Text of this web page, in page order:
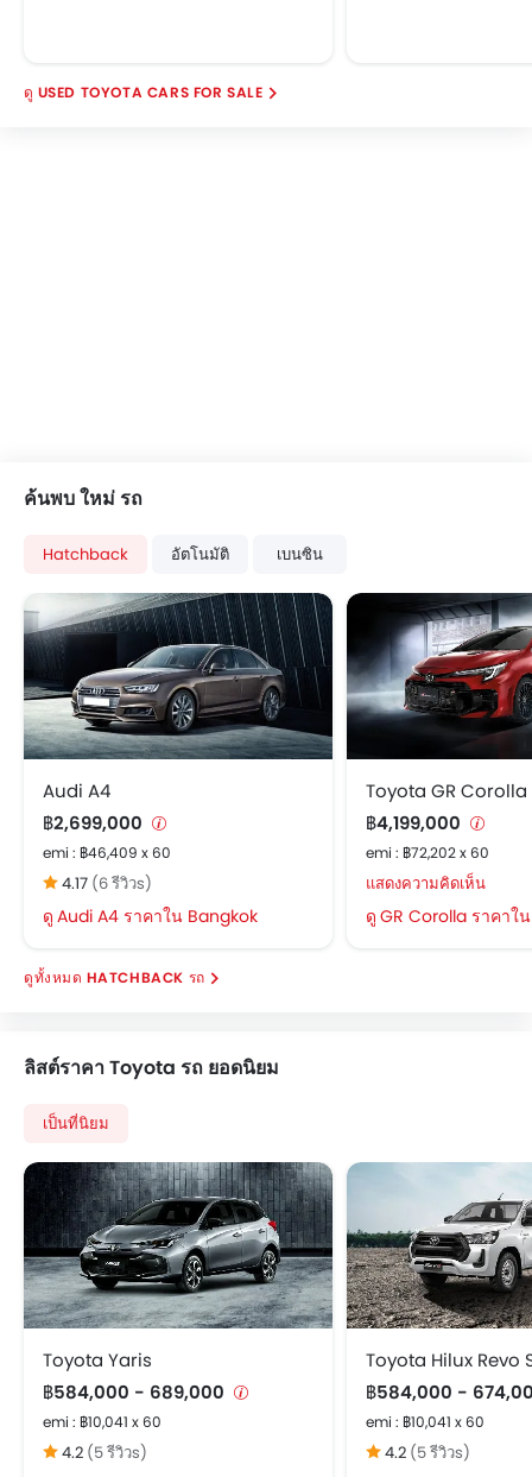
USED TOYOTA CARS FOR SALE
ค้นพบ ใหม่ รถ
Hatchback อัตโนมัติ เบนซิน
Audi A4
฿2,699,000
emi : ฿46,409 x 60
4.17 (6 รีวิวs)
Audi A4 ราคาใน Bangkok
Toyota GR Corolla
฿4,199,000
emi : ฿72,202 x 60
แสดงความคิดเห็น
GR Corolla ราคาใ
HATCHBACK รถ
ลิสต์ราคา Toyota รถ ยอดนิยม
เป็นที่นิยม
Toyota Yaris
฿584,000 - 689,000
emi : ฿10,041 x 60
4.2 (5 รีวิวs)
฿584,000 -
emi : ฿10,041 x 60
4.2 (5 รีวิวs)